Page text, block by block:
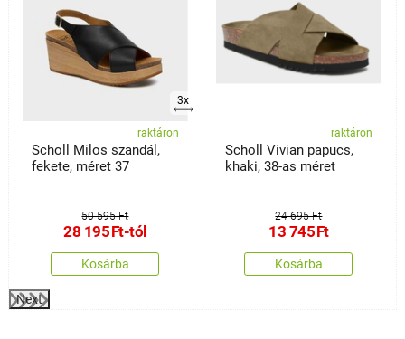
3x
raktáron
Scholl Milos szandál,
fekete, méret 37
50 595 Ft
28 195Ft-tól
Kosárba
raktáron
Scholl Vivian papucs,
khaki, 38-as méret
24 695 Ft
13 745Ft
Kosárba
Next